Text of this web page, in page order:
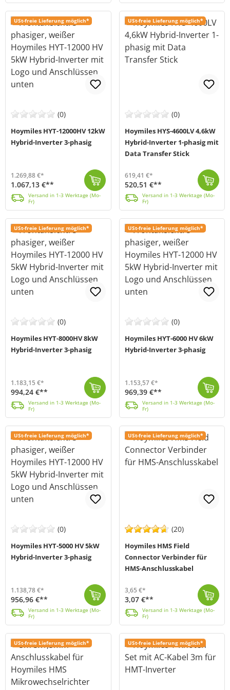
USt-freie Lieferung möglich*
(0)
Hoymiles HYT-12000HV 12kW
Hybrid-Inverter 3-phasig
1.269,88 €*
1.067,13 €**
Versand in 1-3 Werktage (Mo-
Fr)
USt-freie Lieferung möglich*
(0)
Hoymiles HYS-4600LV 4,6kW
Hybrid-Inverter 1-phasig mit
Data Transfer Stick
619,41 €*
520,51 €**
Versand in 1-3 Werktage (Mo-
Fr)
USt-freie Lieferung möglich*
(0)
Hoymiles HYT-8000HV 8kW
Hybrid-Inverter 3-phasig
1.183,15 €*
994,24 €**
Versand in 1-3 Werktage (Mo-
Fr)
USt-freie Lieferung möglich*
(0)
Hoymiles HYT-6000 HV 6kW
Hybrid-Inverter 3-phasig
1.153,57 €*
969,39 €**
Versand in 1-3 Werktage (Mo-
Fr)
USt-freie Lieferung möglich*
(0)
Hoymiles HYT-5000 HV 5kW
Hybrid-Inverter 3-phasig
1.138,78 €*
956,96 €**
Versand in 1-3 Werktage (Mo-
Fr)
USt-freie Lieferung möglich*
(20)
Hoymiles HMS Field
Connector Verbinder für
HMS-Anschlusskabel
3,65 €*
3,07 €**
Versand in 1-3 Werktage (Mo-
Fr)
USt-freie Lieferung möglich* USt-freie Lieferung möglich*